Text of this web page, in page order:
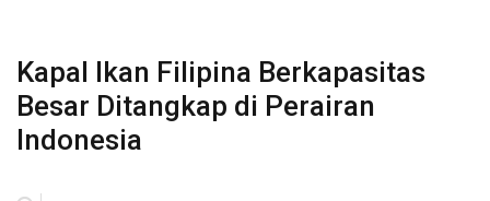
Kapal Ikan Filipina Berkapasitas
Besar Ditangkap di Perairan
Indonesia